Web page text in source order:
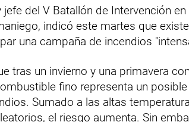
jefe del V Batallón de Intervención
indicó este martes que
una campaña de incendios
tras un invierno y una primavera
fino representa un
Sumado a las altas
el riesgo aumenta. Sin